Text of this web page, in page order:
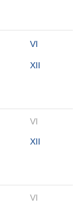
VI
XII
VI
XII
VI